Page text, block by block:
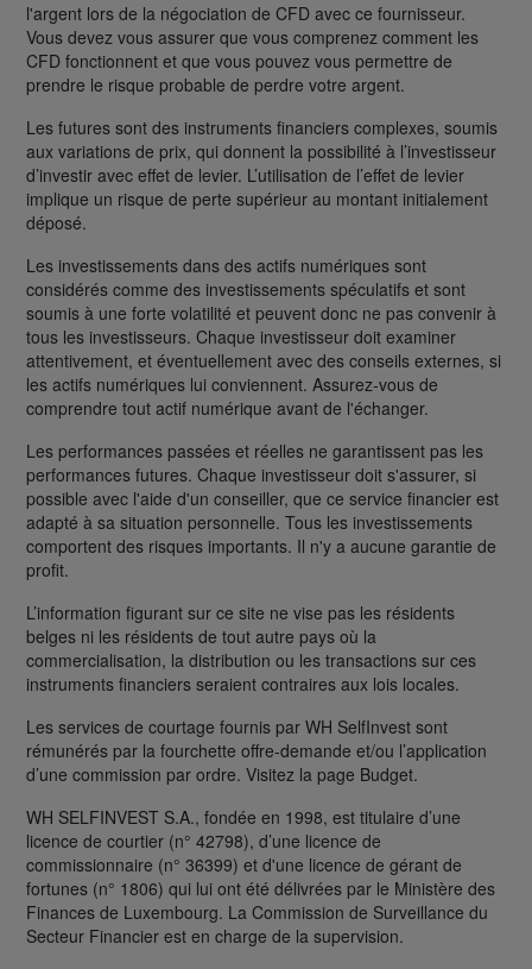
l'argent lors de la négociation de CFD avec ce fournisseur.
Vous devez vous assurer que vous comprenez comment les
CFD fonctionnent et que vous pouvez vous permettre de
prendre le risque probable de perdre votre argent.
Les futures sont des instruments financiers complexes, soumis
aux variations de prix, qui donnent la possibilité à l’investisseur
d’investir avec effet de levier. L’utilisation de l’effet de levier
implique un risque de perte supérieur au montant initialement
déposé.
Les investissements dans des actifs numériques sont
considérés comme des investissements spéculatifs et sont
soumis à une forte volatilité et peuvent donc ne pas convenir à
tous les investisseurs. Chaque investisseur doit examiner
attentivement, et éventuellement avec des conseils externes, si
les actifs numériques lui conviennent. Assurez-vous de
comprendre tout actif numérique avant de l'échanger.
Les performances passées et réelles ne garantissent pas les
performances futures. Chaque investisseur doit s'assurer, si
possible avec l'aide d'un conseiller, que ce service financier est
adapté à sa situation personnelle. Tous les investissements
comportent des risques importants. Il n'y a aucune garantie de
profit.
L’information figurant sur ce site ne vise pas les résidents
belges ni les résidents de tout autre pays où la
commercialisation, la distribution ou les transactions sur ces
instruments financiers seraient contraires aux lois locales.
Les services de courtage fournis par WH SelfInvest sont
rémunérés par la fourchette offre-demande et/ou l’application
d’une commission par ordre. Visitez la page Budget.
WH SELFINVEST S.A., fondée en 1998, est titulaire d’une
licence de courtier (n° 42798), d’une licence de
commissionnaire (n° 36399) et d'une licence de gérant de
fortunes (n° 1806) qui lui ont été délivrées par le Ministère des
Finances de Luxembourg. La Commission de Surveillance du
Secteur Financier est en charge de la supervision.